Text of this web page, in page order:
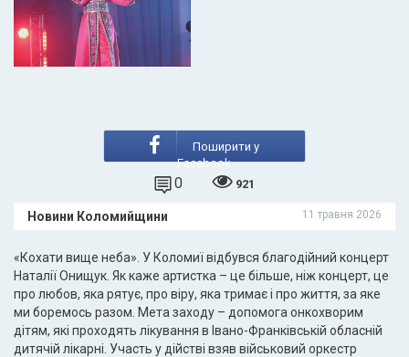
Поширити у
Facebook
0 921
Новини Коломийщини 11 травня 2026
«Кохати вище неба». У Коломиї відбувся благодійний концерт
Наталії Онищук. Як каже артистка – це більше, ніж концерт, це
про любов, яка рятує, про віру, яка тримає і про життя, за яке
ми боремось разом. Мета заходу – допомога онкохворим
дітям, які проходять лікування в Івано-Франківській обласній
дитячій лікарні. Участь у дійстві взяв військовий оркестр